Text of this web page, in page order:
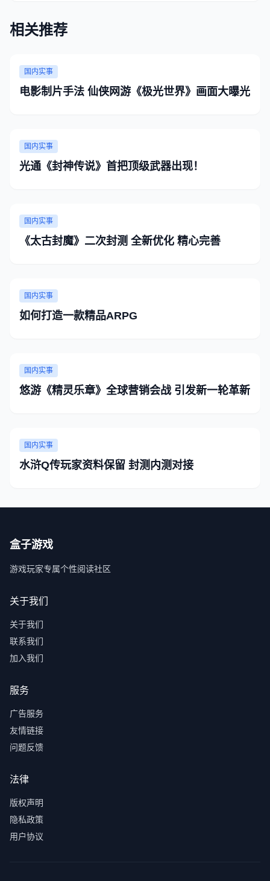
相关推荐
国内实事
电影制片手法 仙侠网游《极光世界》画面大曝光
国内实事
光通《封神传说》首把顶级武器出现！
国内实事
《太古封魔》二次封测 全新优化 精心完善
国内实事
如何打造一款精品ARPG
国内实事
悠游《精灵乐章》全球营销会战 引发新一轮革新
国内实事
水浒Q传玩家资料保留 封测内测对接
盒子游戏
游戏玩家专属个性阅读社区
关于我们
关于我们
联系我们
加入我们
服务
广告服务
友情链接
问题反馈
法律
版权声明
隐私政策
用户协议